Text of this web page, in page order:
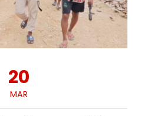
20
MAR